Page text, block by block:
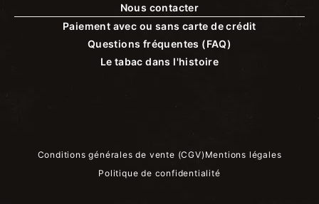
Nous contacter
Paiement avec ou sans carte de crédit
Questions fréquentes (FAQ)
Le tabac dans l'histoire
Conditions générales de vente (CGV) Mentions légales
Politique de confidentialité